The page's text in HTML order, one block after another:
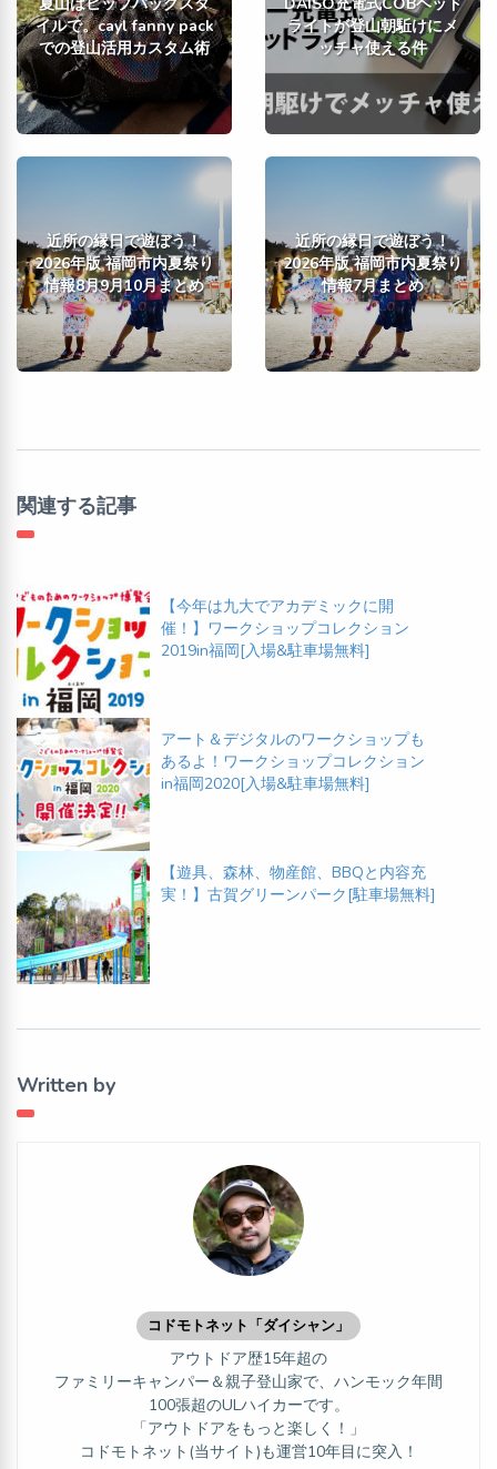
イルで。cayl fanny pack
での登山活用カスタム術
ライトが登山朝駈けにメ
ッチャ使える件
近所の縁日で遊ぼう！
2026年版 福岡市内夏祭り
情報8月9月10月まとめ
近所の縁日で遊ぼう！
2026年版 福岡市内夏祭り
情報7月まとめ
関連する記事
【今年は九大でアカデミックに開
催！】ワークショップコレクション
2019in福岡[入場&駐車場無料]
アート＆デジタルのワークショップも
あるよ！ワークショップコレクション
in福岡2020[入場&駐車場無料]
【遊具、森林、物産館、BBQと内容充
実！】古賀グリーンパーク[駐車場無料]
Written by
コドモトネット「ダイシャン」
アウトドア歴15年超の
ファミリーキャンパー＆親子登山家で、ハンモック年間
100張超のULハイカーです。
「アウトドアをもっと楽しく！」
コドモトネット(当サイト)も運営10年目に突入！